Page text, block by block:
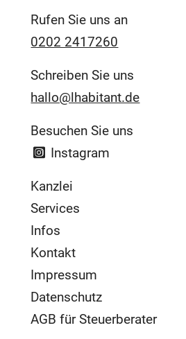
Rufen Sie uns an
0202 2417260
Schreiben Sie uns
hallo@lhabitant.de
Besuchen Sie uns
Instagram
Kanzlei
Services
Infos
Kontakt
Impressum
Datenschutz
AGB für Steuerberater